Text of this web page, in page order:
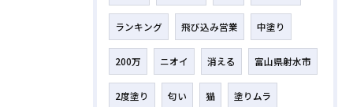
ランキング 飛び込み営業 中塗り
200万 ニオイ 消える 富山県射水市
2度塗り 匂い 猫 塗りムラ